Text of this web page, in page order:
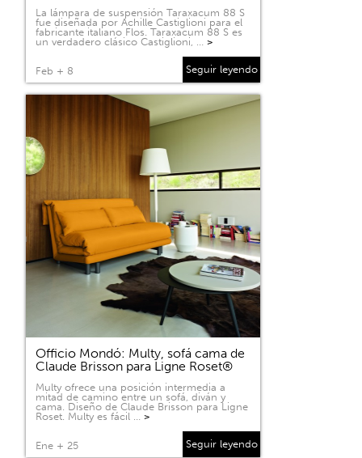
La lámpara de suspensión Taraxacum 88 S
fue diseñada por Achille Castiglioni para el
fabricante italiano Flos. Taraxacum 88 S es
un verdadero clásico Castiglioni, … >
Feb + 8 Seguir leyendo
Officio Mondó: Multy, sofá cama de
Claude Brisson para Ligne Roset®
Multy ofrece una posición intermedia a
mitad de camino entre un sofá, diván y
cama. Diseño de Claude Brisson para Ligne
Roset. Multy es fácil … >
Ene + 25 Seguir leyendo